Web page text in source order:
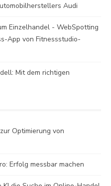
Audi
Einzelhandel - WebSpotting
App von Fitnessstudio-
Mit dem richtigen
Optimierung von
Erfolg messbar machen